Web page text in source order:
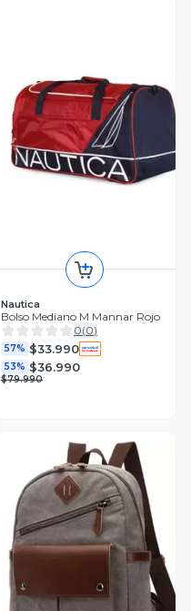
Nautica
Bolso Mediano M Mannar Rojo
0(0)
57% $33.990
53% $36.990
$79.990